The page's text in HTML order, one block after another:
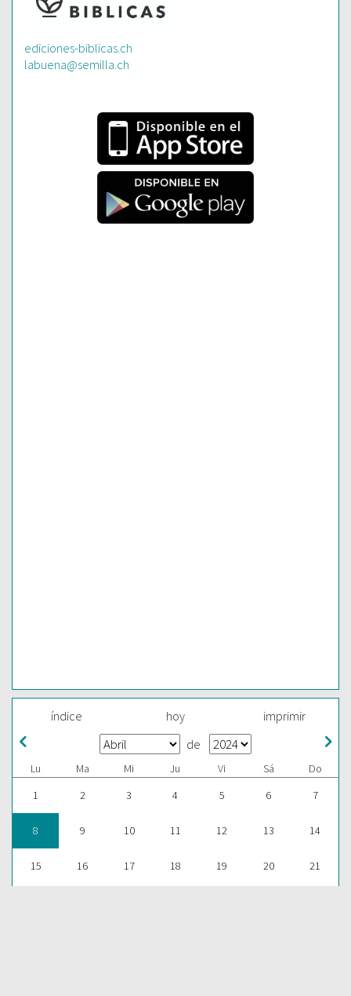
ediciones-biblicas.ch
labuena@semilla.ch
índice hoy imprimir
de
Lu Ma Mi Ju Vi Sá
Do
1
2 3 4 5 6 7
8 9 10 11 12 13 14
15 16 17 18 19 20 21